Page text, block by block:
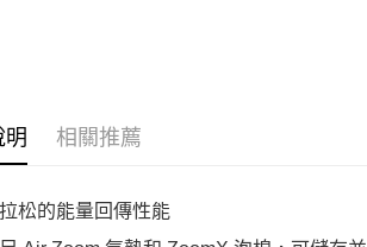
明 相關推薦
松的能量回傳性能